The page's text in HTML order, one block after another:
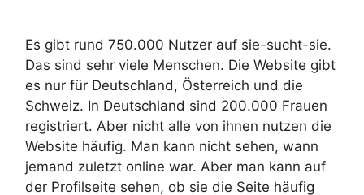
Es gibt rund 750.000 Nutzer auf sie-sucht-sie.
Das sind sehr viele Menschen. Die Website gibt
es nur für Deutschland, Österreich und die
Schweiz. In Deutschland sind 200.000 Frauen
registriert. Aber nicht alle von ihnen nutzen die
Website häufig. Man kann nicht sehen, wann
jemand zuletzt online war. Aber man kann auf
der Profilseite sehen, ob sie die Seite häufig